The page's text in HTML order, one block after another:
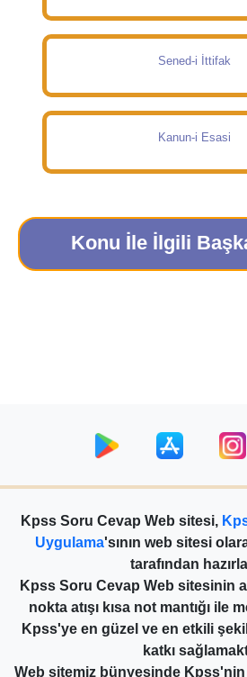
Sened-i İttifak
Kanun-i Esasi
Konu İle İlgili
Kpss Soru Cevap Web sitesi,
Uygulama'sının web sitesi
tarafından
Kpss Soru Cevap Web sitesinin
nokta atışı kısa not mantığı ile
Kpss'ye en güzel ve en etkili
katkı
Web sitemiz bünyesinde